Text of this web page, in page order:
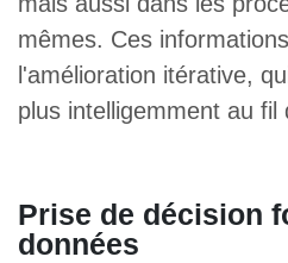
mêmes. Ces
l'amélioration itérative,
plus intelligemment au fil
Prise de décision
données